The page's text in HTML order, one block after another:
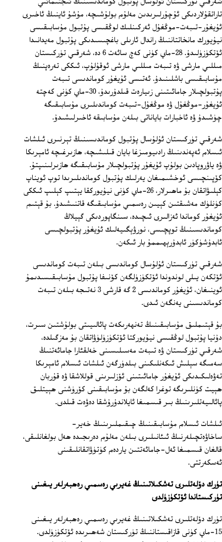
تاراتقۇلاردىكى ئۇچۇرلىرىدىن مەلۇم بولۇشىچە، مۇشۇ ئاينىڭ ئاخىرى
ئۇيغۇر-تىبەت-موڭغۇل ئەركىنلىك لوڭقىسى پۇتبول مۇسابىقىسى
نيۇيورك مانخاتتاننىڭ راندال ئارىلى باغچىسىدىكى پۇتبول مەيدانىدا
ئۆتكۈزۈلىدۇ. 28-ماي كۈنى كەچ سائەت 6 دە، شەرقىي تۈركىستان
مىللىي مارشى ۋە تىبەت مىللىي مارشى ئوقۇلۇپ، ئىككى تەرەپنىڭ
مۇسابىقىسى باشلىنىدۇ. ئەتىسى ئۇيغۇر كوماندىسى تىبەت
پۇتبولچىلار جامائىتىنى زىيارەت قىلدۇرىدۇ، 30-ماي كۈنى كەچتە
ئۇيغۇر-موڭغۇل ۋە موڭغۇل-تىبەت كوماندىلىرى مۇسابىقىگە
چۈشىدۇ ۋە ئاخبارات باياناتى بىلەن مۇسابىقە ئاخىرلىشىدۇ.
شەرقىي تۈركىستان ئۇلۇسال پۇتبول كوماندىسىنىڭ تېرنىرى ئىلشات
ئىسلام ئەپەندىنىڭ رادىيومىزغا بايان قىلىشىچە، ھازىرغىچە ئامېرىكا
ۋە ياۋروپادىن بولۇپ ئۇيغۇر پۇتبولچىلار مۇسابىقىگە ھازىرلىنىپتۇ.
كۆپىنچىسى ئوخشىمىغان يەرلىك پۇتبول كوماندىلىرىدا توپ ئويناپ
كېلىۋاتقان بۇ ماھىرلار، 26-ماي كۈنى نيۇيوركقا يېتىپ كېلىپ ئىككى
كۈنلۈك مەشىقتىن كېيىن رەسمىي مۇسابىقىگە قاتنىشىدۇ. بۇ قېتىم
ئۇيغۇر كوماندا ئەزالىرى ئىچىدە، سىنگاپوردىكى گېيلاڭ
كوماندىسىنىڭ توپچىسى، نورۋېگىيەلىك ئۇيغۇر پۇتبولچىسى
ئابدۇشۈكۈر ئابدۇرېھىممۇ بار ئىكەن.
شەرقىي تۈركىستان ئۇلۇسال كوماندىسى بىلەن تىبەت كوماندىسى
ئۆتكەن يىلى لوندوندا ئۆتكۈزۈلگەن كۆنىفا پۇتبول مۇسابىقىسىدىمۇ
ئوينىغان، ئۇيغۇر كوماندىسى 2 گە قارشى 3 نەتىجە بىلەن تىبەت
كوماندىسىنى يەنگەن ئىدى.
بۇ قېتىملىق مۇسابىقىنىڭ تەنھەرىكەت پائالىيىتى بولۇشتىن سىرت،
دۇنيا پۇتبول لوڭقىسى نيۇيوركتا ئۆتكۈزۈلۈۋاتقان بۇ مەزگىلدە،
شەرقىي تۈركىستان ۋە تىبەت مەسىلىسىنى خەلقئارا جامائەتنىڭ
سەمىگە سېلىش ئىكەنلىكىنى بىلدۈرگەن ئىلشات ئىسلام ئامېرىكا
تەۋەلىكىدىكى ئۇيغۇر جامائىتىنى ئۆزلىرىنى قوللاشقا ۋە قۇربان
ھېيت كۈنلىرىگە توغرا كەلگەن بۇ مۇسابىقىنى كۆرۈشنى ھېيتلىق
پائالىيەتلىرىنىڭ بىر قىسمىغا ئايلاندۇرۇشقا دەۋەت قىلدى.
ئىلشات ئىسلام مۇسابىقىنىڭ چىقىملىرىنىڭ خەير-
ساخاۋەتچىلەرنىڭ ئىئانىلىرى بىلەن مەلۇم دەرىجىدە ھەل بولغانلىقى،
قالغان قىسمىغا ئەل-جامائەتتىن ياردەم كۈتۈۋاتقانلىقىنى
ئەسكەرتتى.
تۈرك دۆلەتلىرى تەشكىلاتىنىڭ غەيرىي رەسمىي رەھبەرلەر يىغىنى
تۈركىستاندا ئۆتكۈزۈلدى
تۈرك دۆلەتلىرى تەشكىلاتىنىڭ غەيرىي رەسمىي رەھبەرلەر يىغىنى
15-ماي كۈنى قازاقىستاننىڭ تۈركىستان شەھىرىدە ئۆتكۈزۈلدى.